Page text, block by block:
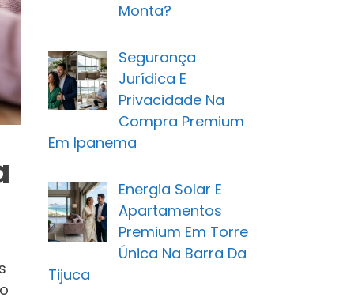
Monta?
Segurança
Jurídica E
Privacidade Na
Compra Premium
Em Ipanema
Energia Solar E
Apartamentos
Premium Em Torre
Única Na Barra Da
Tijuca